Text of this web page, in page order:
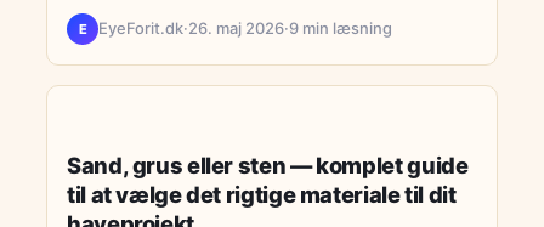
E EyeForit.dk·26. maj 2026·9 min læsning
Sand, grus eller sten — komplet guide
til at vælge det rigtige materiale til dit